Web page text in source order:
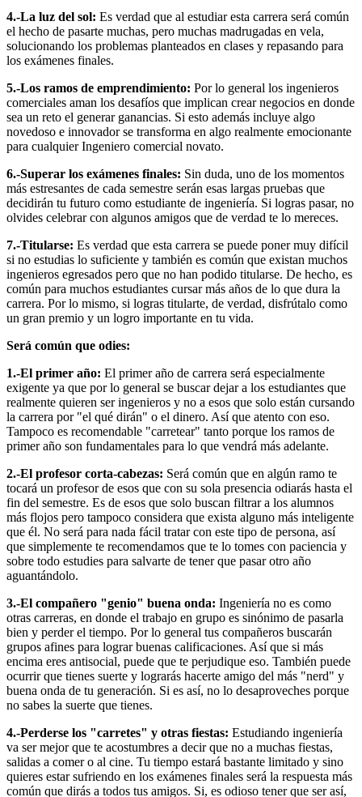
4.-La luz del sol: Es verdad que al estudiar esta carrera será común
el hecho de pasarte muchas, pero muchas madrugadas en vela,
solucionando los problemas planteados en clases y repasando para
los exámenes finales.
5.-Los ramos de emprendimiento: Por lo general los ingenieros
comerciales aman los desafíos que implican crear negocios en donde
sea un reto el generar ganancias. Si esto además incluye algo
novedoso e innovador se transforma en algo realmente emocionante
para cualquier Ingeniero comercial novato.
6.-Superar los exámenes finales: Sin duda, uno de los momentos
más estresantes de cada semestre serán esas largas pruebas que
decidirán tu futuro como estudiante de ingeniería. Si logras pasar, no
olvides celebrar con algunos amigos que de verdad te lo mereces.
7.-Titularse: Es verdad que esta carrera se puede poner muy difícil
si no estudias lo suficiente y también es común que existan muchos
ingenieros egresados pero que no han podido titularse. De hecho, es
común para muchos estudiantes cursar más años de lo que dura la
carrera. Por lo mismo, si logras titularte, de verdad, disfrútalo como
un gran premio y un logro importante en tu vida.
Será común que odies:
1.-El primer año: El primer año de carrera será especialmente
exigente ya que por lo general se buscar dejar a los estudiantes que
realmente quieren ser ingenieros y no a esos que solo están cursando
la carrera por "el qué dirán" o el dinero. Así que atento con eso.
Tampoco es recomendable "carretear" tanto porque los ramos de
primer año son fundamentales para lo que vendrá más adelante.
2.-El profesor corta-cabezas: Será común que en algún ramo te
tocará un profesor de esos que con su sola presencia odiarás hasta el
fin del semestre. Es de esos que solo buscan filtrar a los alumnos
más flojos pero tampoco considera que exista alguno más inteligente
que él. No será para nada fácil tratar con este tipo de persona, así
que simplemente te recomendamos que te lo tomes con paciencia y
sobre todo estudies para salvarte de tener que pasar otro año
aguantándolo.
3.-El compañero "genio" buena onda: Ingeniería no es como
otras carreras, en donde el trabajo en grupo es sinónimo de pasarla
bien y perder el tiempo. Por lo general tus compañeros buscarán
grupos afines para lograr buenas calificaciones. Así que si más
encima eres antisocial, puede que te perjudique eso. También puede
ocurrir que tienes suerte y lograrás hacerte amigo del más "nerd" y
buena onda de tu generación. Si es así, no lo desaproveches porque
no sabes la suerte que tienes.
4.-Perderse los "carretes" y otras fiestas: Estudiando ingeniería
va ser mejor que te acostumbres a decir que no a muchas fiestas,
salidas a comer o al cine. Tu tiempo estará bastante limitado y sino
quieres estar sufriendo en los exámenes finales será la respuesta más
común que dirás a todos tus amigos. Si, es odioso tener que ser así,